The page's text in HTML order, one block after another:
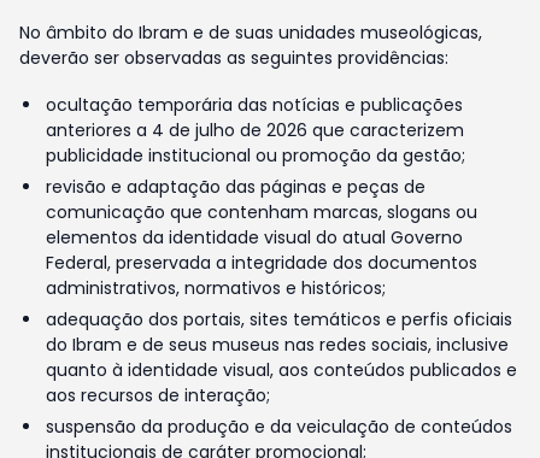
No âmbito do Ibram e de suas unidades museológicas,
deverão ser observadas as seguintes providências:
ocultação temporária das notícias e publicações
anteriores a 4 de julho de 2026 que caracterizem
publicidade institucional ou promoção da gestão;
revisão e adaptação das páginas e peças de
comunicação que contenham marcas, slogans ou
elementos da identidade visual do atual Governo
Federal, preservada a integridade dos documentos
administrativos, normativos e históricos;
adequação dos portais, sites temáticos e perfis oficiais
do Ibram e de seus museus nas redes sociais, inclusive
quanto à identidade visual, aos conteúdos publicados e
aos recursos de interação;
suspensão da produção e da veiculação de conteúdos
institucionais de caráter promocional;